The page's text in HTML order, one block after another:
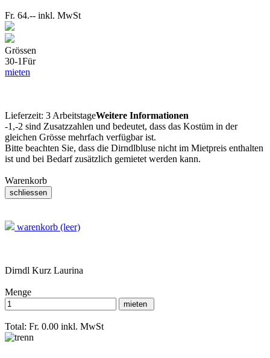
Fr. 64.-- inkl. MwSt
Grössen
30-1Für
mieten
Lieferzeit: 3 ArbeitstageWeitere Informationen
-1,-2 sind Zusatzzahlen und bedeutet, dass das Kostüm in der
gleichen Grösse mehrfach verfügbar ist.
Bitte beachten Sie, dass die Dirndlbluse nicht im Mietpreis enthalten
ist und bei Bedarf zusätzlich gemietet werden kann.
Warenkorb
warenkorb (leer)
Dirndl Kurz Laurina
Menge
Total: Fr. 0.00 inkl. MwSt